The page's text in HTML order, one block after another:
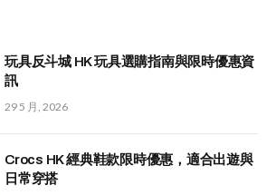
玩具反斗城 HK 玩具選購指南與限時優惠資
訊
29 5 月, 2026
Crocs HK 經典鞋款限時優惠，適合出遊與
日常穿搭